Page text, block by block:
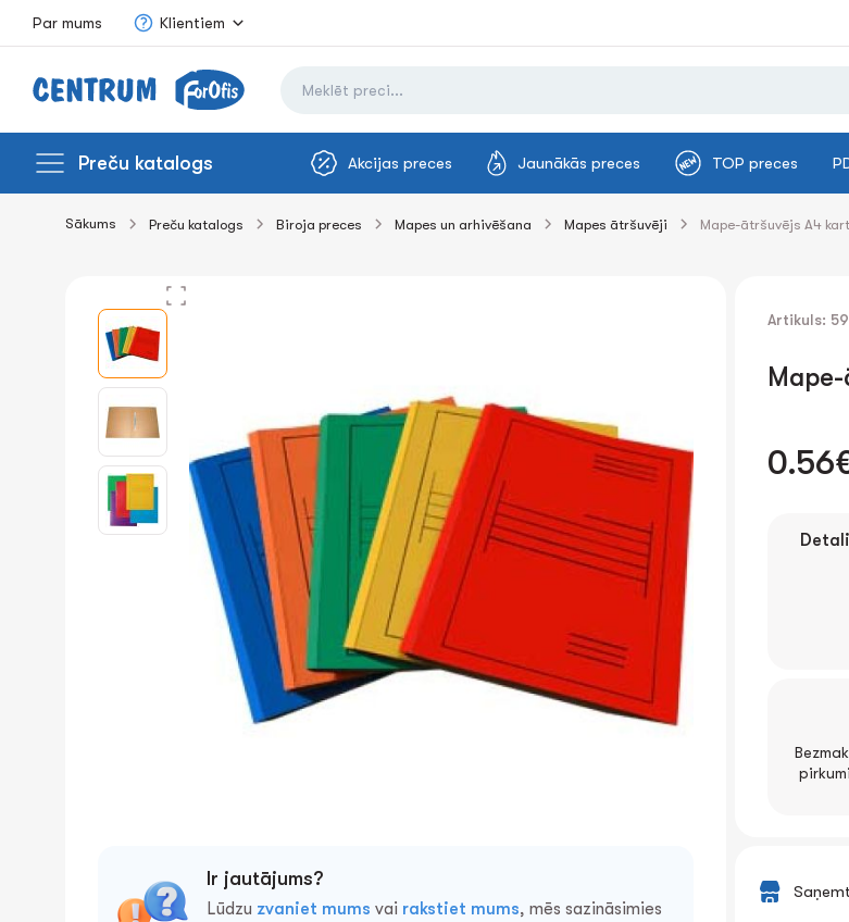
Par mums Klientiem
Preču katalogs Akcijas preces Jaunākās preces TOP preces
Sākums Preču katalogs Biroja preces Mapes un arhivēšana Mapes ātršuvēji Mape-ātršuvējs A4
Ir jautājums?
Lūdzu zvaniet mums vai rakstiet mums, mēs sazināsimies
Artikuls: